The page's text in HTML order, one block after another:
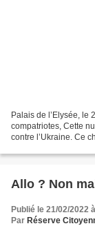
Palais de l’Elysée, le
compatriotes, Cette
contre l’Ukraine. Ce
Allo ? Non
Publié le 21/02/2022
Par Réserve